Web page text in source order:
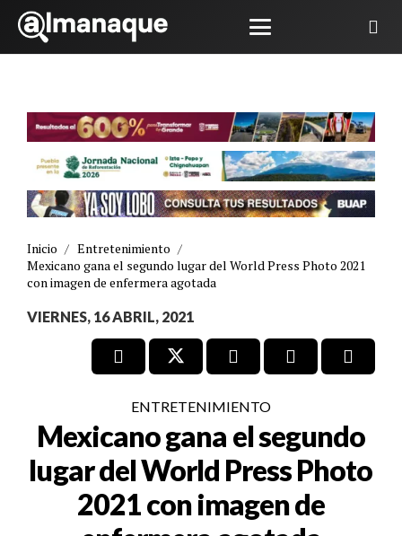
Inicio / Entretenimiento /
Mexicano gana el segundo lugar del World Press Photo 2021
con imagen de enfermera agotada
VIERNES, 16 ABRIL, 2021
ENTRETENIMIENTO
Mexicano gana el segundo
lugar del World Press Photo
2021 con imagen de